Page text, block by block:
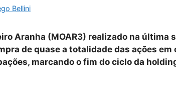
Bellini
Aranha (MOAR3) realizado na última
de quase a totalidade das ações em
marcando o fim do ciclo da